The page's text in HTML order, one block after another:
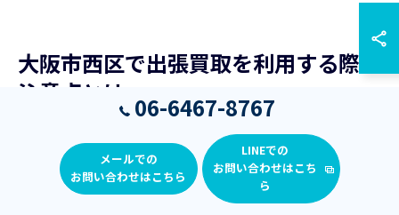
大阪市西区で出張買取を利用する際の
注意点とは
トラブルを避けるための事前準備
出張買取を利用する際、トラブルを未然に防ぐための事
06-6467-8767
メールでの
お問い合わせはこちら
LINEでの
お問い合わせはこち
ら